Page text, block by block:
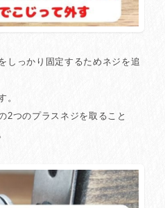
しっかり固定するためネジを追
。
2つのプラスネジを取ること